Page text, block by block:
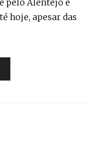
pelo Alentejo e
hoje, apesar das